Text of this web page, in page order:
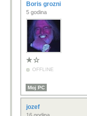
Boris grozni
5 godina
OFFLINE
Moj PC
jozef